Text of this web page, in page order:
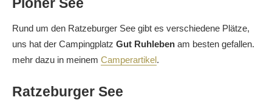
Rund um den Ratzeburger See gibt es verschiedene Plätze,
uns hat der Campingplatz Gut Ruhleben am besten gefallen.
mehr dazu in meinem Camperartikel.
Ratzeburger See